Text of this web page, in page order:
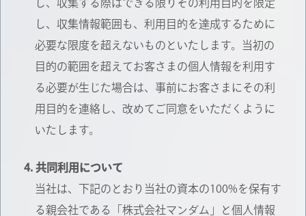
し、収集する際はできる限りその利用目的を限定
し、収集情報範囲も、利用目的を達成するために
必要な限度を超えないものといたします。当初の
目的の範囲を超えてお客さまの個人情報を利用す
る必要が生じた場合は、事前にお客さまにその利
用目的を連絡し、改めてご同意をいただくように
いたします。
共同利用について
当社は、下記のとおり当社の資本の100%を保有す
る親会社である「株式会社マンダム」と個人情報